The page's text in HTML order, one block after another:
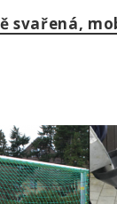
svařená,